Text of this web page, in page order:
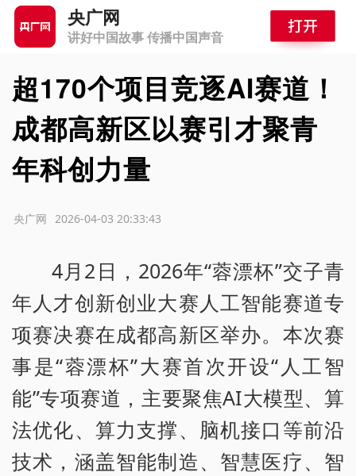
央广网
讲好中国故事 传播中国声音
超170个项目竞逐AI赛道！
成都高新区以赛引才聚青
年科创力量
2026-04-03 20:33:43
央广网
4月2日，2026年“蓉漂杯”交子青
年人才创新创业大赛人工智能赛道专
项赛决赛在成都高新区举办。本次赛
事是“蓉漂杯”大赛首次开设“人工智
能”专项赛道，主要聚焦AI大模型、算
法优化、算力支撑、脑机接口等前沿
技术，涵盖智能制造、智慧医疗、智